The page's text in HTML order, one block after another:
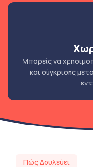
Μπορείς να
και σύγκρισης
Πώς Δουλεύει